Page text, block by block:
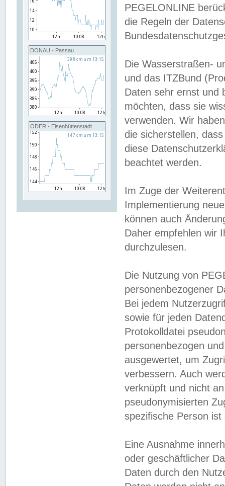
DONAU - Passau
ODER - Eisenhüttenstadt
PEGELONLINE
die Regeln der
Die Wasserstraßen-
und das ITZBund
Daten sehr ernst und
möchten, dass sie
verwenden. Wir
die sicherstellen,
diese
beachtet werden.
Im Zuge der
Implementierung
können auch
Daher empfehlen wir
durchzulesen.
Die Nutzung von
personenbezogener
Bei jedem
sowie für jeden
Protokolldatei
personenbezogen
ausgewertet, um
verbessern. Auch
verknüpft und nicht
pseudonymisierten
spezifische Person
Eine Ausnahme
oder geschäftlicher
Daten durch den